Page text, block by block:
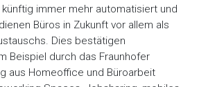
immer mehr automatisiert und
Büros in Zukunft vor allem als
Dies bestätigen
Beispiel durch das Fraunhofer
aus Homeoffice und Büroarbeit